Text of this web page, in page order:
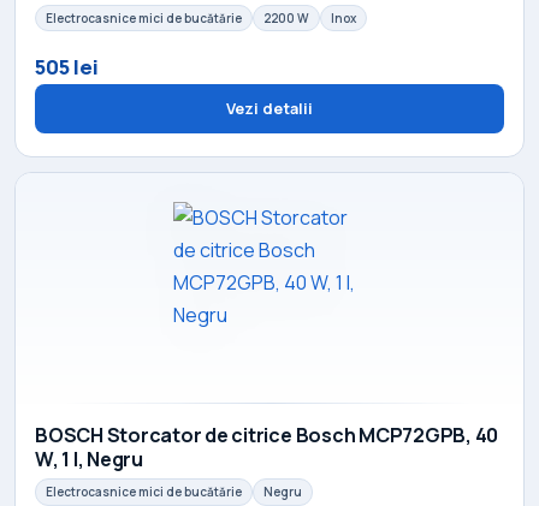
Electrocasnice mici de bucătărie 2200 W Inox
505 lei
Vezi detalii
BOSCH Storcator de citrice Bosch MCP72GPB, 40
W, 1 l, Negru
Electrocasnice mici de bucătărie Negru